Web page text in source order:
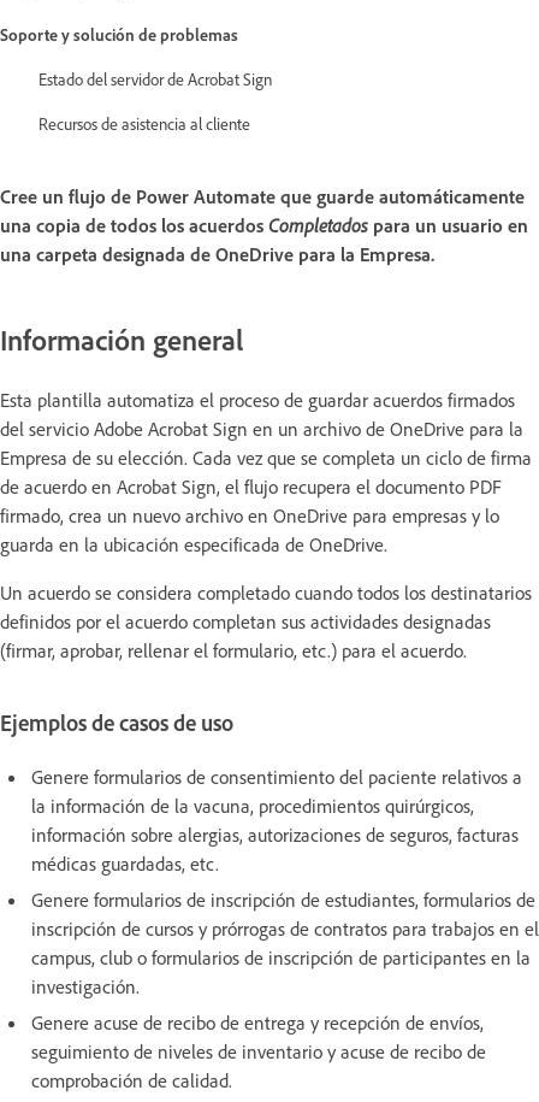
Soporte y solución de problemas
Estado del servidor de Acrobat Sign
Recursos de asistencia al cliente
Cree un flujo de Power Automate que guarde automáticamente
una copia de todos los acuerdos Completados para un usuario en
una carpeta designada de OneDrive para la Empresa.
Información general
Esta plantilla automatiza el proceso de guardar acuerdos firmados
del servicio Adobe Acrobat Sign en un archivo de OneDrive para la
Empresa de su elección. Cada vez que se completa un ciclo de firma
de acuerdo en Acrobat Sign, el flujo recupera el documento PDF
firmado, crea un nuevo archivo en OneDrive para empresas y lo
guarda en la ubicación especificada de OneDrive.
Un acuerdo se considera completado cuando todos los destinatarios
definidos por el acuerdo completan sus actividades designadas
(firmar, aprobar, rellenar el formulario, etc.) para el acuerdo.
Ejemplos de casos de uso
Genere formularios de consentimiento del paciente relativos a
la información de la vacuna, procedimientos quirúrgicos,
información sobre alergias, autorizaciones de seguros, facturas
médicas guardadas, etc.
Genere formularios de inscripción de estudiantes, formularios de
inscripción de cursos y prórrogas de contratos para trabajos en el
campus, club o formularios de inscripción de participantes en la
investigación.
Genere acuse de recibo de entrega y recepción de envíos,
seguimiento de niveles de inventario y acuse de recibo de
comprobación de calidad.